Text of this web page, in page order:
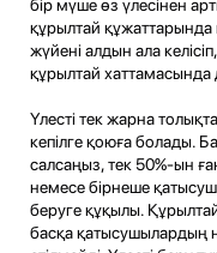
бір мүше өз үлесінен
құрылтай құжаттарында
жүйені алдын ала
құрылтай хаттамасында
Үлесті тек жарна
кепілге қоюға болады.
салсаңыз, тек 50%-ын
немесе бірнеше
беруге құқылы.
басқа қатысушылардың